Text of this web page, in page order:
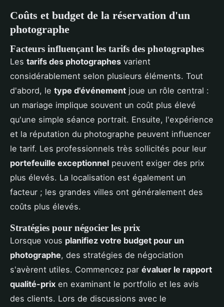
Coûts et budget de la réservation d'un
photographe
Facteurs influençant les tarifs des photographes
Les tarifs des photographes varient
considérablement selon plusieurs éléments. Tout
d'abord, le type d'événement joue un rôle central :
un mariage implique souvent un coût plus élevé
qu'une simple séance portrait. Ensuite, l'expérience
et la réputation du photographe peuvent influencer
le tarif. Les professionnels très sollicités pour leur
portefeuille exceptionnel peuvent exiger des prix
plus élevés. La localisation est également un
facteur ; les grandes villes ont généralement des
coûts plus élevés.
Stratégies pour négocier les prix
Lorsque vous planifiez votre budget pour un
photographe, des stratégies de négociation
s'avèrent utiles. Commencez par évaluer le rapport
qualité-prix en examinant le portfolio et les avis
des clients. Lors de discussions avec le